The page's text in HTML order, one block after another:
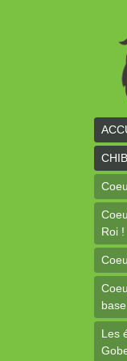
Roi !
base
Les